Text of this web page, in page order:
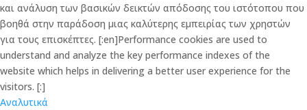
και ανάλυση των βασικών δεικτών απόδοσης του ιστότοπου που
βοηθά στην παράδοση μιας καλύτερης εμπειρίας των χρηστών
για τους επισκέπτες. [:en]Performance cookies are used to
understand and analyze the key performance indexes of the
website which helps in delivering a better user experience for the
visitors. [:]
Αναλυτικά